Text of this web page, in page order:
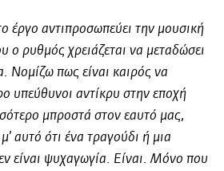
έργο αντιπροσωπεύει την μουσική
ρυθμός χρειάζεται να μεταδώσει
Νομίζω πως είναι καιρός να
υπεύθυνοι αντίκρυ στην εποχή
μπροστά στον εαυτό μας,
αυτό ότι ένα τραγούδι ή μια
είναι ψυχαγωγία. Είναι. Μόνο που